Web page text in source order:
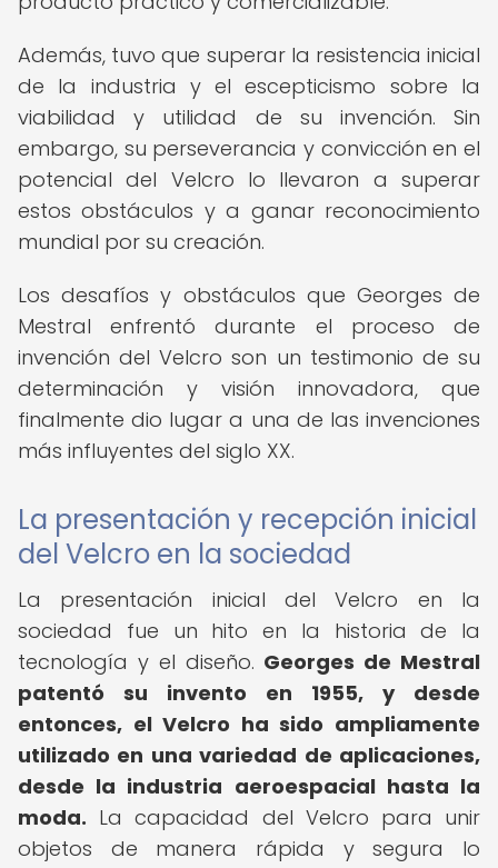
Además, tuvo que superar la resistencia inicial
de la industria y el escepticismo sobre la
viabilidad y utilidad de su invención. Sin
embargo, su perseverancia y convicción en el
potencial del Velcro lo llevaron a superar
estos obstáculos y a ganar reconocimiento
mundial por su creación.
Los desafíos y obstáculos que Georges de
Mestral enfrentó durante el proceso de
invención del Velcro son un testimonio de su
determinación y visión innovadora, que
finalmente dio lugar a una de las invenciones
más influyentes del siglo XX.
La presentación y recepción inicial
del Velcro en la sociedad
La presentación inicial del Velcro en la
sociedad fue un hito en la historia de la
tecnología y el diseño. Georges de Mestral
patentó su invento en 1955, y desde
entonces, el Velcro ha sido ampliamente
utilizado en una variedad de aplicaciones,
desde la industria aeroespacial hasta la
moda. La capacidad del Velcro para unir
objetos de manera rápida y segura lo